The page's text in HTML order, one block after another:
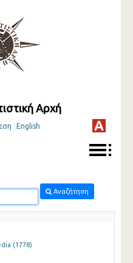
Αρχή
English
Αναζήτηση
(1778)